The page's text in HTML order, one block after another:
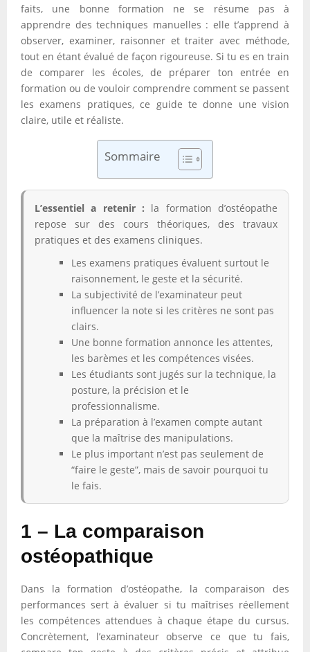
faits, une bonne formation ne se résume pas à
apprendre des techniques manuelles : elle t’apprend à
observer, examiner, raisonner et traiter avec méthode,
tout en étant évalué de façon rigoureuse. Si tu es en train
de comparer les écoles, de préparer ton entrée en
formation ou de vouloir comprendre comment se passent
les examens pratiques, ce guide te donne une vision
claire, utile et réaliste.
Sommaire
L’essentiel a retenir : la formation d’ostéopathe
repose sur des cours théoriques, des travaux
pratiques et des examens cliniques.
Les examens pratiques évaluent surtout le
raisonnement, le geste et la sécurité.
La subjectivité de l’examinateur peut
influencer la note si les critères ne sont pas
clairs.
Une bonne formation annonce les attentes,
les barèmes et les compétences visées.
Les étudiants sont jugés sur la technique, la
posture, la précision et le
professionnalisme.
La préparation à l’examen compte autant
que la maîtrise des manipulations.
Le plus important n’est pas seulement de
“faire le geste”, mais de savoir pourquoi tu
le fais.
1 – La comparaison
ostéopathique
Dans la formation d’ostéopathe, la comparaison des
performances sert à évaluer si tu maîtrises réellement
les compétences attendues à chaque étape du cursus.
Concrètement, l’examinateur observe ce que tu fais,